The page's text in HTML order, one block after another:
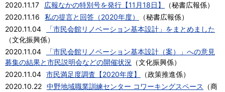
2020.11.17
広報なかの特別号を発行【11月18日】 （秘書広報係）
2020.11.16
私の提言と回答（2020年度） （秘書広報係）
2020.11.04
「市民会館リノベーション基本設計」をまとめました
（文化振興係）
2020.11.04
「市民会館リノベーション基本設計（案）」への意見
募集の結果と市民説明会などの開催状況
（文化振興係）
2020.11.04 市民満足度調査【2020年度】 （政策推進係）
2020.10.22 中野地域職業訓練センター コワーキングスペース （商